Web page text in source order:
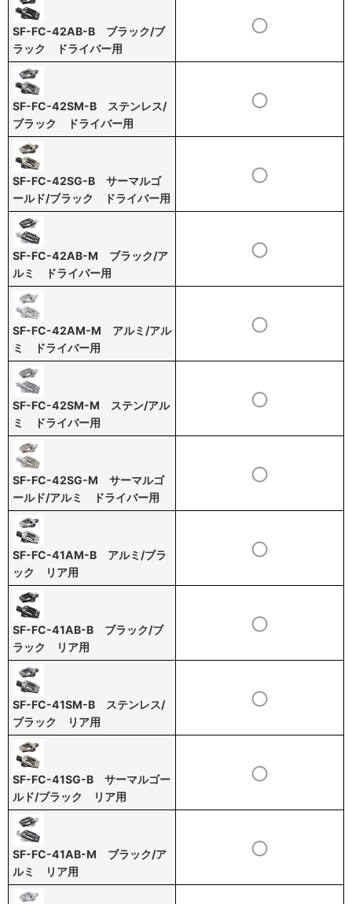
SF-FC-42AB-B ブラック/ブ
ラック ドライバー用
SF-FC-42SM-B ステンレス/
ブラック ドライバー用
SF-FC-42SG-B サーマルゴ
ールド/ブラック ドライバー用
SF-FC-42AB-M ブラック/ア
ルミ ドライバー用
SF-FC-42AM-M アルミ/アル
ミ ドライバー用
SF-FC-42SM-M ステン/アル
ミ ドライバー用
SF-FC-42SG-M サーマルゴ
ールド/アルミ ドライバー用
SF-FC-41AM-B アルミ/ブラ
ック リア用
SF-FC-41AB-B ブラック/ブ
ラック リア用
SF-FC-41SM-B ステンレス/
ブラック リア用
SF-FC-41SG-B サーマルゴー
ルド/ブラック リア用
SF-FC-41AB-M ブラック/ア
ルミ リア用